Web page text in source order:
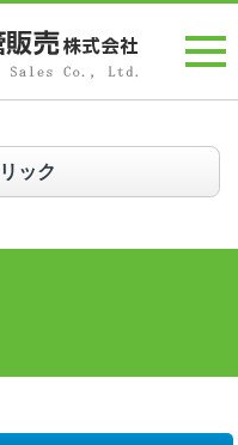
ック